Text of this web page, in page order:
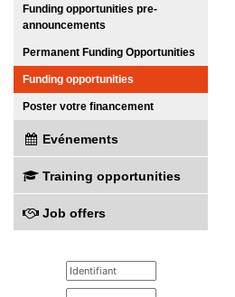
Funding opportunities pre-
announcements
Permanent Funding Opportunities
Funding opportunities
Poster votre financement
Evénements
Training opportunities
Job offers